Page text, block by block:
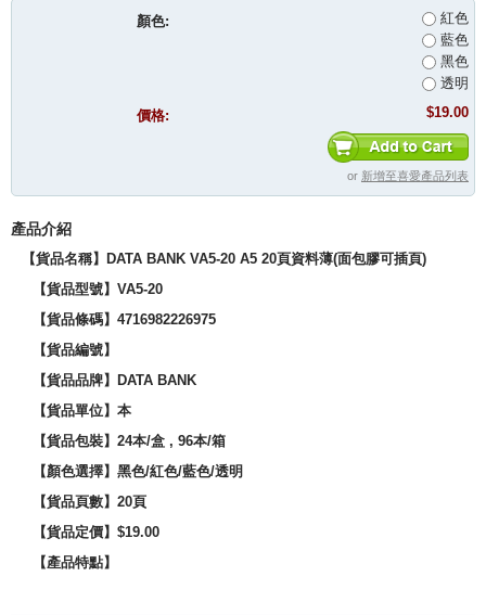
顏色:
紅色
藍色
黑色
透明
價格:
$19.00
or 新增至喜愛產品列表
產品介紹
【貨品名稱】DATA BANK VA5-20 A5 20頁資料薄(面包膠可插頁)
【貨品型號】 VA5-20
【貨品條碼】 4716982226975
【貨品編號】
【貨品品牌】
DATA BANK
【貨品單位】本
【貨品包裝】24本/盒 , 96本/箱
【顏色選擇】黑色/紅色/藍色/透明
【貨品頁數】20頁
【貨品定價】$19.00
【產品特點】